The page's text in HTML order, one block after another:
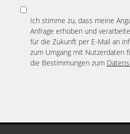
Ich stimme zu, dass meine
Anfrage erhoben und
für die Zukunft per E-Mail an
zum Umgang mit Nutzerdaten
die Bestimmungen zum